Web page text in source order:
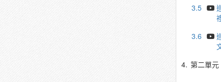
3.5
3.6
4. 第二單